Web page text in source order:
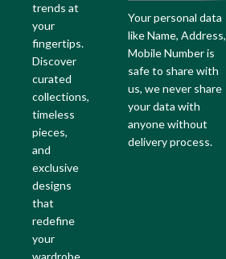
trends at
your
fingertips.
Discover
curated
collections,
timeless
pieces,
and
exclusive
designs
that
redefine
your
Your personal data
like Name, Address,
Mobile Number is
safe to share with
us, we never share
your data with
anyone without
delivery process.